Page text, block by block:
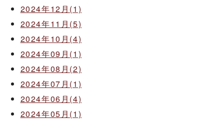
2024年12月(1)
2024年11月(5)
2024年10月(4)
2024年09月(1)
2024年08月(2)
2024年07月(1)
2024年06月(4)
2024年05月(1)